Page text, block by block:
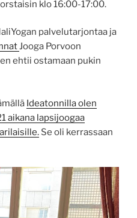
klo 16:00-17:00.
palvelutarjontaa ja
Jooga Porvoon
ehtii ostamaan pukin
Ideatonnilla olen
aikana lapsijoogaa
Se oli kerrassaan